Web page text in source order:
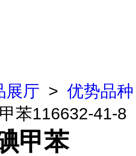
展厅 > 优势品种
苯116632-41-8
甲苯